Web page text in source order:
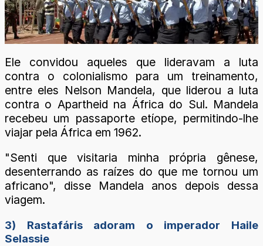
Ele convidou aqueles que lideravam a luta
contra o colonialismo para um treinamento,
entre eles Nelson Mandela, que liderou a luta
contra o Apartheid na África do Sul. Mandela
recebeu um passaporte etíope, permitindo-lhe
viajar pela África em 1962.
"Senti que visitaria minha própria gênese,
desenterrando as raízes do que me tornou um
africano", disse Mandela anos depois dessa
viagem.
3) Rastafáris adoram o imperador Haile
Selassie